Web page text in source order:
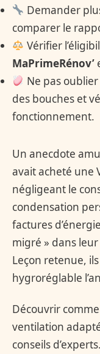
Demander
comparer le
Vérifier
MaPrimeRénov’
Ne pas
des bouches et
fonctionnement.
Un anecdote
avait acheté une
négligeant le
condensation
factures
migré » dans
Leçon retenue,
hygroréglable
Découvrir
ventilation
conseils d’experts.